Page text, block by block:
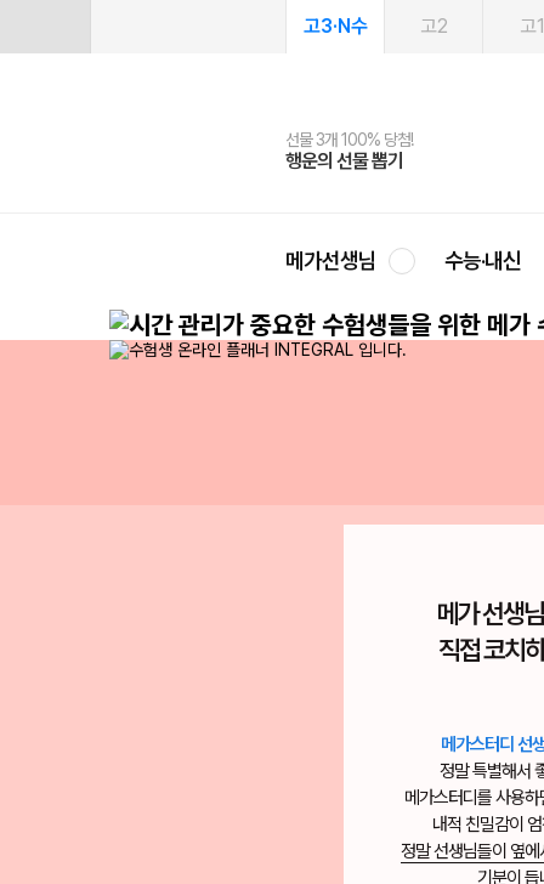
고3·N수 고2 고1
선물 3개 100% 당첨!
행운의 선물 뽑기
선물 100% 증정!
메가스터디 X 올리브
여름방학 스터디 캐시백
메가런 썸머스쿨
2027 러셀 단과
강사 공개선발
스마트러닝앱
설문 EVENT
메가패스
3일 무료 체험권
메가패스 수강생 무료혜택!
메가클럽 멤버십
사회공헌 캠페인
희망이룸 메가나눔
메가선생님 수능·내신
메가 선생
직접 코치
메가스터디 선
정말 특별해서
메가스터디를 사용
내적 친밀감이
정말 선생님들이 옆
기분이 듭